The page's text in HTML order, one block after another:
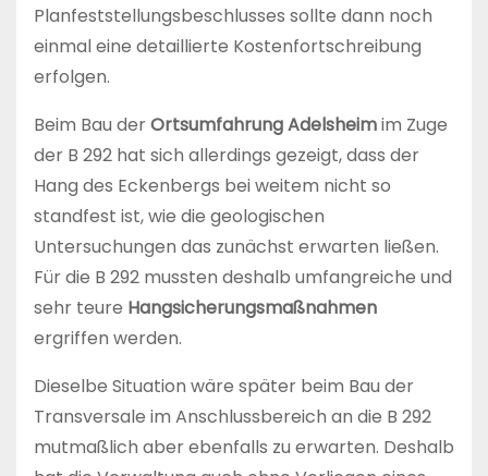
Planfeststellungsbeschlusses sollte dann noch
einmal eine detaillierte Kostenfortschreibung
erfolgen.
Beim Bau derOrtsumfahrung Adelsheimim Zuge
der B 292 hat sich allerdings gezeigt, dass der
Hang des Eckenbergs bei weitem nicht so
standfest ist, wie die geologischen
Untersuchungen das zunächst erwarten ließen.
Für die B 292 mussten deshalb umfangreiche und
sehr teure Hangsicherungsmaßnahmen
ergriffen werden.
Dieselbe Situation wäre später beim Bau der
Transversale im Anschlussbereich an die B 292
mutmaßlich aber ebenfalls zu erwarten. Deshalb